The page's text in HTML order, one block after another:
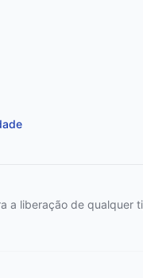
a liberação de qualquer